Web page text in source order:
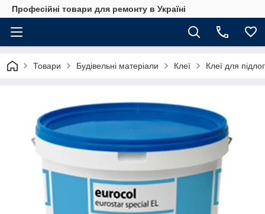
Професійні товари для ремонту в Україні
Товари Будівельні матеріали Клеї Клеї для